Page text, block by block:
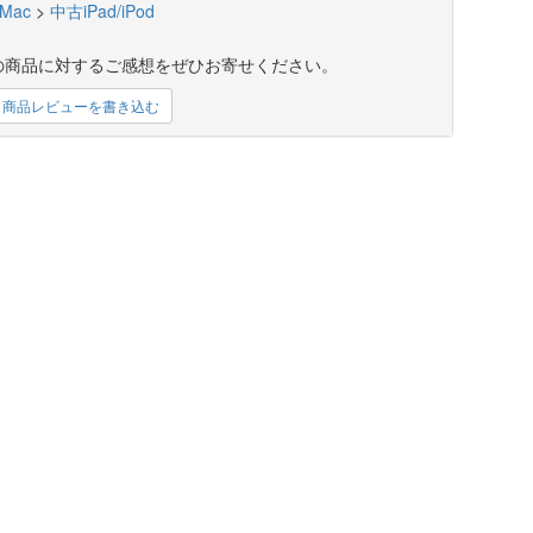
> 中古iPad/iPod
品に対するご感想をぜひお寄せください。
品レビューを書き込む